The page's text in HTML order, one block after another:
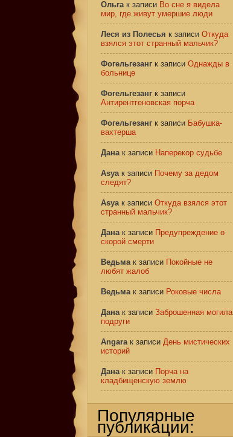
Ольгак записи Во сне я видела
мир, где живут умершие люди
Леся из Полесья к записи Откуда
взялся этот странный мальчик?
Фогельгезанг к записи Однажды в
больнице
Фогельгезанг к записи
Антирентгеновская порча
Фогельгезанг к записи Бабушка-
вахтерша
Данак записи Наперекор судьбе
Asyaк записи Почему за дедом
следят?
Asyaк записи Откуда взялся этот
странный мальчик?
Данак записи Предупреждение о
скорой смерти
Ведьмак записи Покойные не
любят жалоб
Ведьмак записи Роковые числа
Данак записи Заброшенная могила
подруги
Angaraк записи День мистических
историй
Данак записи Порча на
кладбищенскую землю
Популярные
публикации: